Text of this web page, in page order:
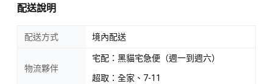
配送說明
配送方式 境內配送
物流夥伴
宅配：黑貓宅急便（週一到週六）
超取：全家、7-11